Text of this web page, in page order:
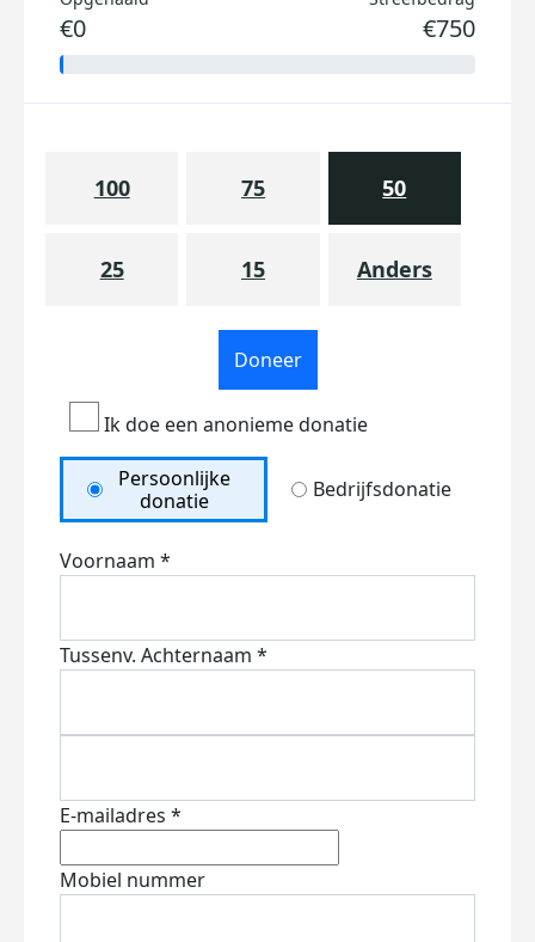
€0 €750
100 75 50
25 15 Anders
Doneer
Ik doe een anonieme donatie
Persoonlijke
donatie
Bedrijfsdonatie
Voornaam *
Tussenv. Achternaam *
E-mailadres *
Mobiel nummer